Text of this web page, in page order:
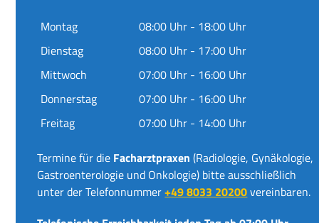
Montag
08:00 Uhr - 18:00 Uhr
Dienstag
08:00 Uhr - 17:00 Uhr
Mittwoch
07:00 Uhr - 16:00 Uhr
Donnerstag
07:00 Uhr - 16:00 Uhr
Freitag
07:00 Uhr - 14:00 Uhr
Termine für die Facharztpraxen (Radiologie, Gynäkologie,
Gastroenterologie und Onkologie) bitte ausschließlich
unter der Telefonnummer+49 8033 20200vereinbaren.